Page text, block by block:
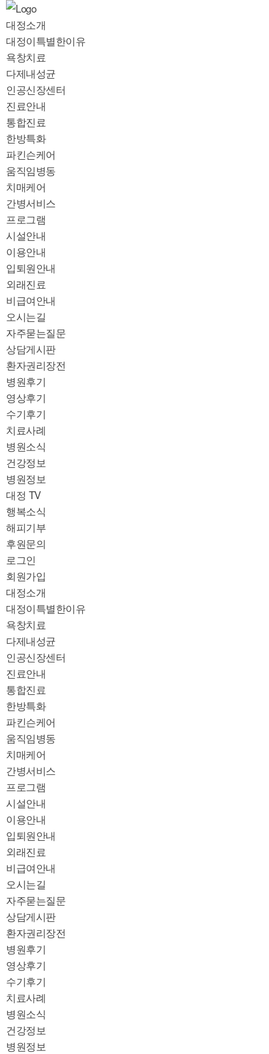
대정소개
대정이특별한이유
욕창치료
다제내성균
인공신장센터
진료안내
통합진료
한방특화
파킨슨케어
움직임병동
치매케어
간병서비스
프로그램
시설안내
이용안내
입퇴원안내
외래진료
비급여안내
오시는길
자주묻는질문
상담게시판
환자권리장전
병원후기
영상후기
수기후기
치료사례
병원소식
건강정보
병원정보
대정 TV
행복소식
해피기부
후원문의
로그인
회원가입
대정소개
대정이특별한이유
욕창치료
다제내성균
인공신장센터
진료안내
통합진료
한방특화
파킨슨케어
움직임병동
치매케어
간병서비스
프로그램
시설안내
이용안내
입퇴원안내
외래진료
비급여안내
오시는길
자주묻는질문
상담게시판
환자권리장전
병원후기
영상후기
수기후기
치료사례
병원소식
건강정보
병원정보